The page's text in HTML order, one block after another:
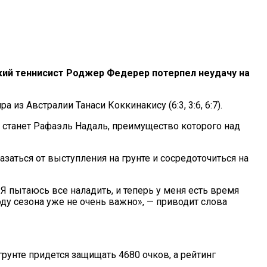
теннисист Роджер Федерер потерпел неудачу на
из Австралии Танаси Коккинакису (6:3, 3:6, 6:7).
Рафаэль Надаль, преимущество которого над
от выступления на грунте и сосредоточиться на
пытаюсь все наладить, и теперь у меня есть время
сезона уже не очень важно», — приводит слова
придется защищать 4680 очков, а рейтинг